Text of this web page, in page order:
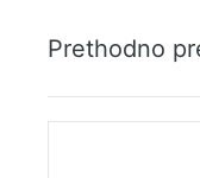
Prethodno